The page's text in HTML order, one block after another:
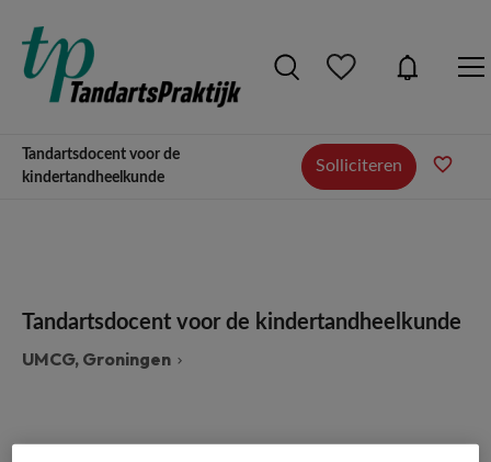
Tandartsdocent voor de
kindertandheelkunde
Solliciteren
Tandartsdocent voor de kindertandheelkunde
UMCG, Groningen